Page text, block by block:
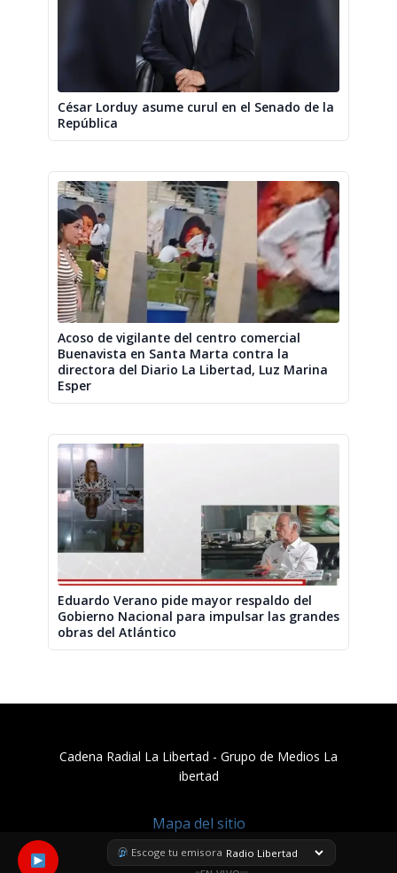
César Lorduy asume curul en el Senado de la
República
Acoso de vigilante del centro comercial
Buenavista en Santa Marta contra la
directora del Diario La Libertad, Luz Marina
Esper
Eduardo Verano pide mayor respaldo del
Gobierno Nacional para impulsar las grandes
obras del Atlántico
Escoge tu emisora
Cadena Radial La Libertad​ - Grupo de Medios La
ibertad
Mapa del sitio